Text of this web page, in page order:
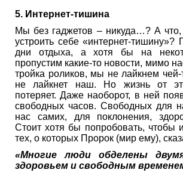
5. Интернет-тишина
Мы без гаджетов – никуда…? А что,
устроить себе «интернет-тишину»?
дни отдыха, а хотя бы на
пропустим какие-то новости, мимо
тройка роликов, мы не лайкнем чей-
не лайкнет наш. Но жизнь от
потеряет. Даже наоборот, в ней
свободных часов. Свободных для
нас самих, для поклонения,
Стоит хотя бы попробовать, чтобы
тех, о которых Пророк (мир ему),
«Многие люди обделены
здоровьем и свободным